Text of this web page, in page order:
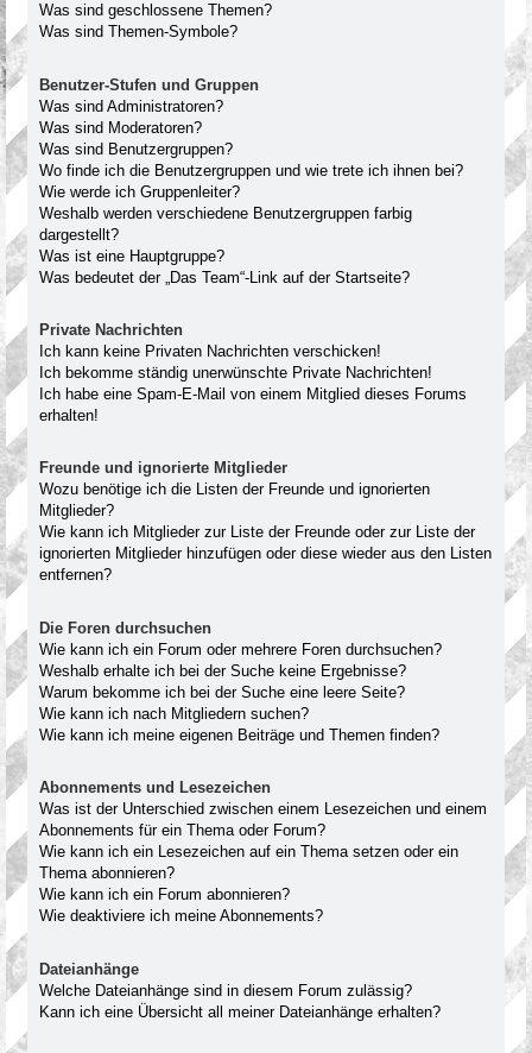
Was sind geschlossene Themen?
Was sind Themen-Symbole?
Benutzer-Stufen und Gruppen
Was sind Administratoren?
Was sind Moderatoren?
Was sind Benutzergruppen?
Wo finde ich die Benutzergruppen und wie trete ich ihnen bei?
Wie werde ich Gruppenleiter?
Weshalb werden verschiedene Benutzergruppen farbig
dargestellt?
Was ist eine Hauptgruppe?
Was bedeutet der „Das Team“-Link auf der Startseite?
Private Nachrichten
Ich kann keine Privaten Nachrichten verschicken!
Ich bekomme ständig unerwünschte Private Nachrichten!
Ich habe eine Spam-E-Mail von einem Mitglied dieses Forums
erhalten!
Freunde und ignorierte Mitglieder
Wozu benötige ich die Listen der Freunde und ignorierten
Mitglieder?
Wie kann ich Mitglieder zur Liste der Freunde oder zur Liste der
ignorierten Mitglieder hinzufügen oder diese wieder aus den Listen
entfernen?
Die Foren durchsuchen
Wie kann ich ein Forum oder mehrere Foren durchsuchen?
Weshalb erhalte ich bei der Suche keine Ergebnisse?
Warum bekomme ich bei der Suche eine leere Seite?
Wie kann ich nach Mitgliedern suchen?
Wie kann ich meine eigenen Beiträge und Themen finden?
Abonnements und Lesezeichen
Was ist der Unterschied zwischen einem Lesezeichen und einem
Abonnements für ein Thema oder Forum?
Wie kann ich ein Lesezeichen auf ein Thema setzen oder ein
Thema abonnieren?
Wie kann ich ein Forum abonnieren?
Wie deaktiviere ich meine Abonnements?
Dateianhänge
Welche Dateianhänge sind in diesem Forum zulässig?
Kann ich eine Übersicht all meiner Dateianhänge erhalten?